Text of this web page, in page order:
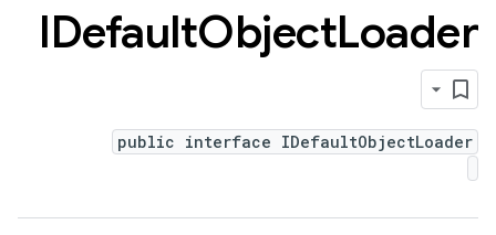
IDefaultObjectLoader
public interface IDefaultObjectLoader